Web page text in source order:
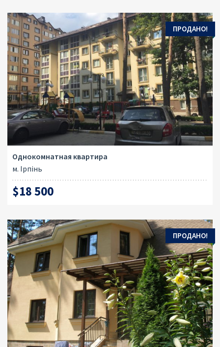
ПРОДАНО!
Однокомнатная квартира
м. Ірпінь
$18 500
ПРОДАНО!